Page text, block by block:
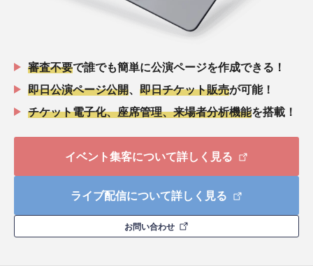
審査不要で誰でも簡単に公演ページを作成できる！
即日公演ページ公開、 即日チケット販売が可能！
チケット電子化、座席管理、来場者分析機能を搭載！
イベント集客について詳しく見る
ライブ配信について詳しく見る
お問い合わせ